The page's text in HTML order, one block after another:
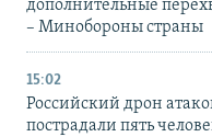
дополнительные
– Минобороны страны
15:02
Российский дрон
пострадали пять